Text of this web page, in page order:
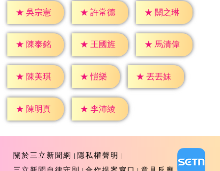
★ 吳宗憲 ★ 許常德 ★ 關之琳
★ 陳泰銘 ★ 王國旌 ★ 馬清偉
★ 陳美琪 ★ 愷樂 ★ 丟丟妹
★ 陳明真 ★ 李沛綾
關於三立新聞網
隱私權聲明